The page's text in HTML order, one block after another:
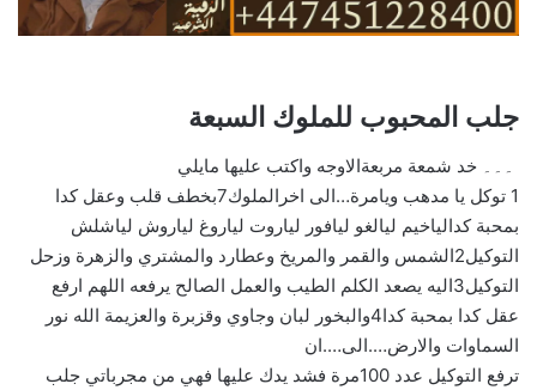
جلب المحبوب للملوك السبعة
۔۔۔ خد شمعة مربعةالاوجه واكتب عليها مايلي
1 توكل يا مدهب ويامرة…الى اخرالملوك7بخطف قلب وعقل كدا
بمحبة كدالياخيم ليالغو ليافور لياروت لياروغ لياروش لياشلش
التوكيل2الشمس والقمر والمريخ وعطارد والمشتري والزهرة وزحل
التوكيل3اليه يصعد الكلم الطيب والعمل الصالح يرفعه اللهم ارفع
عقل كدا بمحبة كدا4والبخور لبان وجاوي وقزبرة والعزيمة الله نور
السماوات والارض….الى….ان
ترفع التوكيل عدد 100مرة فشد يدك عليها فهي من مجرباتي جلب